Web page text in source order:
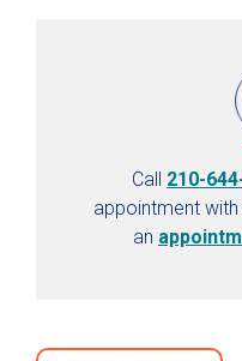
Call 210-
appointment
an